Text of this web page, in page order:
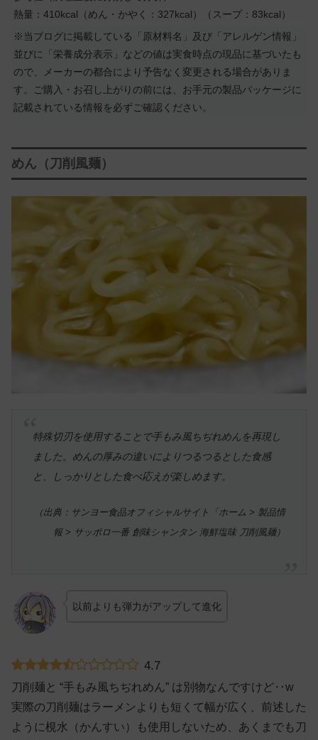
熱量：410kcal（めん・かやく：327kcal）（スープ：83kcal）
※当ブログに掲載している「原材料名」及び「アレルゲン情報」
並びに「栄養成分表示」などの値は実食時点の現品に基づいたも
ので、メーカーの都合により予告なく変更される場合がありま
す。ご購入・お召し上がりの前には、お手元の製品パッケージに
記載されている情報を必ずご確認ください。
めん（刀削風麺）
特殊切刃を使用することで手もみ風ちぢれめんを再現し
ました。めんの厚みの違いによりつるつるとした食感
と、しっかりとした食べ応えが楽しめます。
（出典：サンヨー食品オフィシャルサイト「ホーム > 製品情
報 > サッポロ一番 創味シャンタン 海鮮塩味 刀削風麺）
以前よりも弾力がアップして進化
4.7
刀削麺と “手もみ風ちぢれめん” は別物なんですけど‥w
実際の刀削麺はラーメンよりも短くて幅が広く、前述した
ように梘水（かんすい）も使用しないため、あくまでも刀